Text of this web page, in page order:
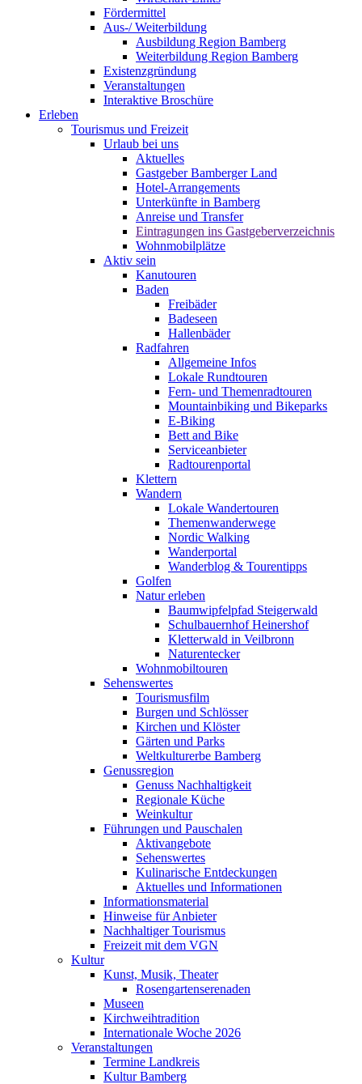
Fördermittel
Aus-/ Weiterbildung
Ausbildung Region Bamberg
Weiterbildung Region Bamberg
Existenzgründung
Veranstaltungen
Interaktive Broschüre
Erleben
Tourismus und Freizeit
Urlaub bei uns
Aktuelles
Gastgeber Bamberger Land
Hotel-Arrangements
Unterkünfte in Bamberg
Anreise und Transfer
Eintragungen ins Gastgeberverzeichnis
Wohnmobilplätze
Aktiv sein
Kanutouren
Baden
Freibäder
Badeseen
Hallenbäder
Radfahren
Allgemeine Infos
Lokale Rundtouren
Fern- und Themenradtouren
Mountainbiking und Bikeparks
E-Biking
Bett and Bike
Serviceanbieter
Radtourenportal
Klettern
Wandern
Lokale Wandertouren
Themenwanderwege
Nordic Walking
Wanderportal
Wanderblog & Tourentipps
Golfen
Natur erleben
Baumwipfelpfad Steigerwald
Schulbauernhof Heinershof
Kletterwald in Veilbronn
Naturentecker
Wohnmobiltouren
Sehenswertes
Tourismusfilm
Burgen und Schlösser
Kirchen und Klöster
Gärten und Parks
Weltkulturerbe Bamberg
Genussregion
Genuss Nachhaltigkeit
Regionale Küche
Weinkultur
Führungen und Pauschalen
Aktivangebote
Sehenswertes
Kulinarische Entdeckungen
Aktuelles und Informationen
Informationsmaterial
Hinweise für Anbieter
Nachhaltiger Tourismus
Freizeit mit dem VGN
Kultur
Kunst, Musik, Theater
Rosengartenserenaden
Museen
Kirchweihtradition
Internationale Woche 2026
Veranstaltungen
Termine Landkreis
Kultur Bamberg